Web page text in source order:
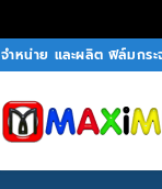
จำหน่าย และผลิต ฟิล์มกร